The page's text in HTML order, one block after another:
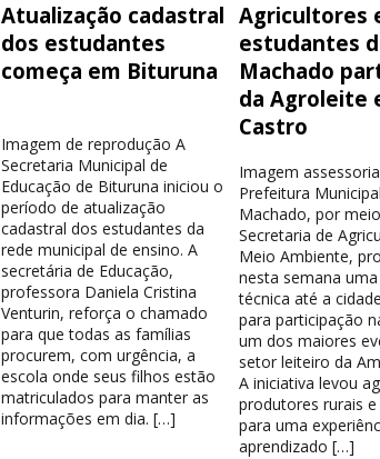
Atualização cadastral
dos estudantes
começa em Bituruna
Imagem de reprodução A
Secretaria Municipal de
Educação de Bituruna iniciou o
período de atualização
cadastral dos estudantes da
rede municipal de ensino. A
secretária de Educação,
professora Daniela Cristina
Venturin, reforça o chamado
para que todas as famílias
procurem, com urgência, a
escola onde seus filhos estão
matriculados para manter as
informações em dia. […]
Agricultores
estudantes
Machado
da Agroleite
Castro
Imagem
Prefeitura
Machado, por
Secretaria de
Meio Ambiente,
nesta semana
técnica até a
para participação
um dos maiores
setor leiteiro da
A iniciativa levou
produtores rurais
para uma
aprendizado […]